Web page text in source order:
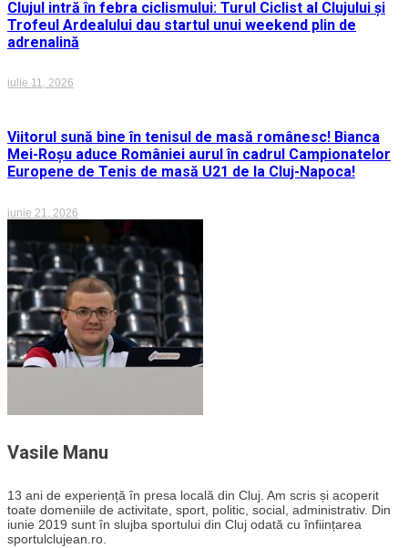
Clujul intră în febra ciclismului: Turul Ciclist al Clujului și
Trofeul Ardealului dau startul unui weekend plin de
adrenalină
iulie 11, 2026
Viitorul sună bine în tenisul de masă românesc! Bianca
Mei-Roșu aduce României aurul în cadrul Campionatelor
Europene de Tenis de masă U21 de la Cluj-Napoca!
iunie 21, 2026
Vasile Manu
13 ani de experiență în presa locală din Cluj. Am scris și acoperit
toate domeniile de activitate, sport, politic, social, administrativ. Din
iunie 2019 sunt în slujba sportului din Cluj odată cu înființarea
sportulclujean.ro.